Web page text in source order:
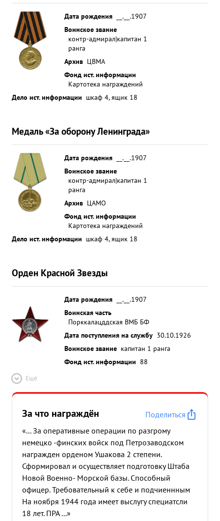
противника проводке траспортов и траления
подходов к базе. Руководя боевой подготовкой
Военно-Морской Базы строительством береговых
упреплений и жилых массивов для размещений
частей и подре зделений показал себя отличным
организатором и руководителем в сложных
боевых условиях. ...»
Дата рождения
__.__.1907
Воинское звание
контр-адмирал|капитан 1
ранга
Архив ЦВМА
Фонд ист. информации
Картотека награждений
Дело ист. информации шкаф 4, ящик 18
Медаль «За оборону Ленинграда»
Дата рождения
__.__.1907
Воинское звание
контр-адмирал|капитан 1
ранга
Архив ЦАМО
Фонд ист. информации
Картотека награждений
Дело ист. информации шкаф 4, ящик 18
Орден Красной Звезды
Дата рождения
__.__.1907
Воинская часть
Порккалацддская ВМБ БФ
Дата поступления на службу 30.10.1926
Воинское звание капитан 1 ранга
Фонд ист. информации 88
Ещё
За что награждён
Поделиться
«... За оперативные операции по разгрому
немецко -финских войск под Петрозаводском
награжден орденом Ушакова 2 степени.
Сформировал и осуществляет подготовку Штаба
Новой Военно- Морской базы. Способный
офицер. Требовательный к себе и подчиеннным
На ноября 1944 года имеет выслугу специатсли
18 лет. ПРА ...»